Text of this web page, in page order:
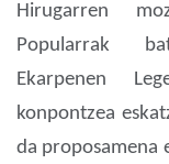
Hirugarren
Popularrak
Ekarpenen
konpontzea
da proposamena